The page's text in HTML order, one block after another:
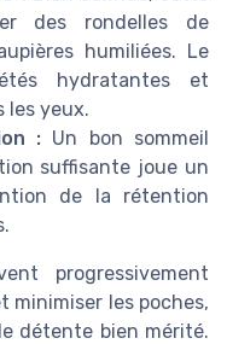
des rondelles de
humiliées. Le
hydratantes et
les yeux.
: Un bon sommeil
suffisante joue un
de la rétention
progressivement
minimiser les poches,
détente bien mérité.